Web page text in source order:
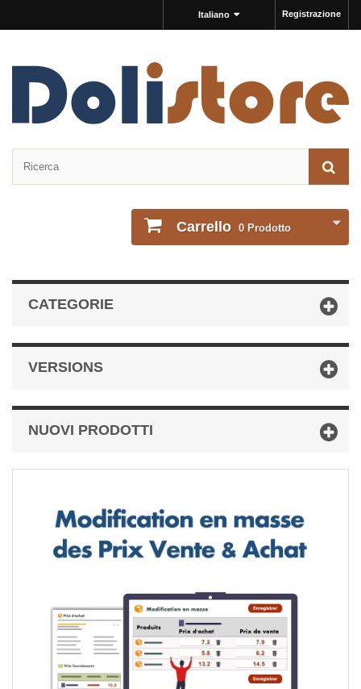
Registrazione
Italiano
Carrello 0 Prodotto
CATEGORIE
VERSIONS
NUOVI PRODOTTI